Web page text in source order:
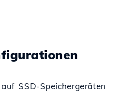
SSD-Speichergeräten